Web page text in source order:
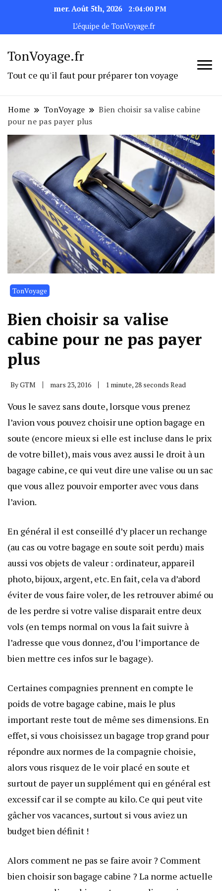
mer. Août 5th, 2026
2:04:00 PM
L’équipe de TonVoyage.fr
TonVoyage.fr
Tout ce qu'il faut pour préparer ton voyage
Home TonVoyage
Bien choisir sa valise cabine
pour ne pas payer plus
TonVoyage
Bien choisir sa valise
cabine pour ne pas payer
plus
ByGTM mars 23, 2016 1 minute, 28 seconds Read
Vous le savez sans doute, lorsque vous prenez
l’avion vous pouvez choisir une option bagage en
soute (encore mieux si elle est incluse dans le prix
de votre billet), mais vous avez aussi le droit à un
bagage cabine, ce qui veut dire une valise ou un sac
que vous allez pouvoir emporter avec vous dans
l’avion.
En général il est conseillé d’y placer un rechange
(au cas ou votre bagage en soute soit perdu) mais
aussi vos objets de valeur : ordinateur, appareil
photo, bijoux, argent, etc. En fait, cela va d’abord
éviter de vous faire voler, de les retrouver abimé ou
de les perdre si votre valise disparait entre deux
vols (en temps normal on vous la fait suivre à
l’adresse que vous donnez, d’ou l’importance de
bien mettre ces infos sur le bagage).
Certaines compagnies prennent en compte le
poids de votre bagage cabine, mais le plus
important reste tout de même ses dimensions. En
effet, si vous choisissez un bagage trop grand pour
répondre aux normes de la compagnie choisie,
alors vous risquez de le voir placé en soute et
surtout de payer un supplément qui en général est
excessif car il se compte au kilo. Ce qui peut vite
gâcher vos vacances, surtout si vous aviez un
budget bien définit !
Alors comment ne pas se faire avoir ? Comment
bien choisir son bagage cabine ? La norme actuelle